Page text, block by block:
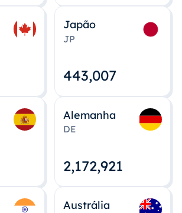
Japão
JP
443,008
Alemanha
DE
2,172,922
Austrália